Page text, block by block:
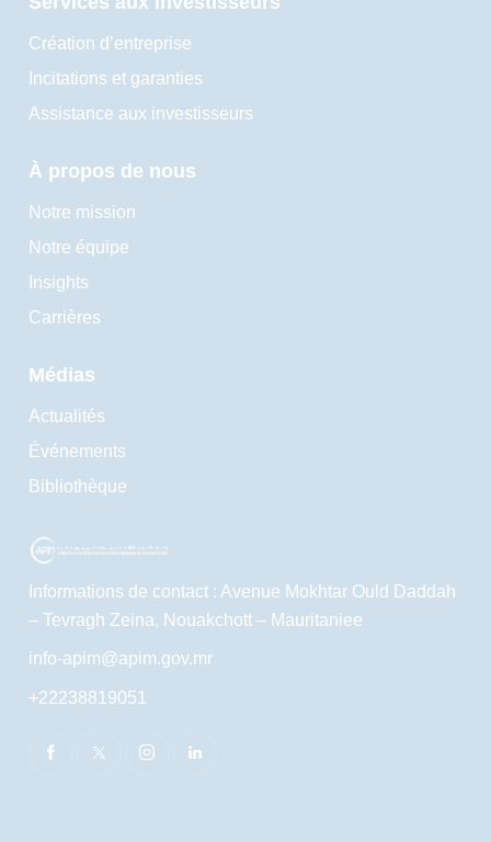
Création d’entreprise
Incitations et garanties
Assistance aux investisseurs
À propos de nous
Notre mission
Notre équipe
Insights
Carrières
Médias
Actualités
Événements
Bibliothèque
Informations de contact : Avenue Mokhtar Ould Daddah
– Tevragh Zeina, Nouakchott – Mauritaniee
info-apim@apim.gov.mr
+22238819051